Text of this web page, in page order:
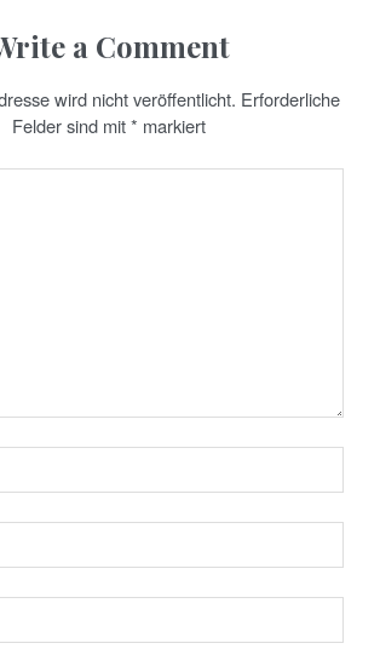
a Comment
wird nicht veröffentlicht. Erforderliche
Felder sind mit* markiert